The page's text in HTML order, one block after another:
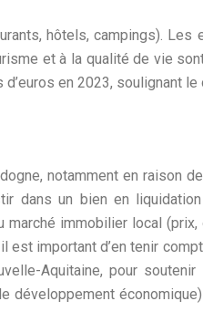
hôtels, campings).
et à la qualité de vie
en 2023, soulignant
notamment en raison
dans un bien en
immobilier local
est important d’en tenir
Aquitaine, pour
développement